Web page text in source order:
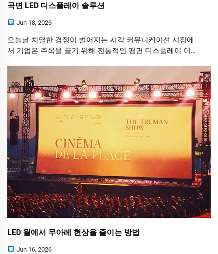
곡면 LED 디스플레이 솔루션
Jun 18, 2026
오늘날 치열한 경쟁이 벌어지는 시각 커뮤니케이션 시장에
서 기업은 주목을 끌기 위해 전통적인 평면 디스플레이 이상
잊을 수 없는 시각적 경험을 창출할 수 있도록 지원합니다.
LED 월에서 무아레 현상을 줄이는 방법
Jun 16, 2026